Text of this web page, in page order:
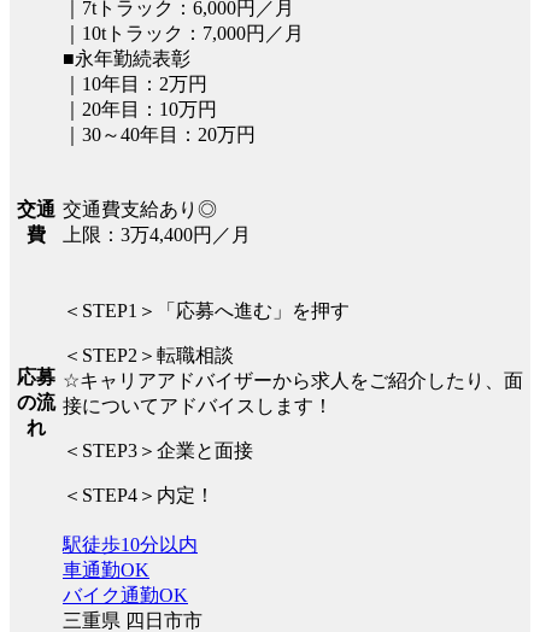
｜7tトラック：6,000円／月
｜10tトラック：7,000円／月
■永年勤続表彰
｜10年目：2万円
｜20年目：10万円
｜30～40年目：20万円
交通
費
交通費支給あり◎
上限：3万4,400円／月
応募
の流
れ
＜STEP1＞「応募へ進む」を押す
＜STEP2＞転職相談
☆キャリアアドバイザーから求人をご紹介したり、面
接についてアドバイスします！
＜STEP3＞企業と面接
＜STEP4＞内定！
駅徒歩10分以内
車通勤OK
バイク通勤OK
三重県 四日市市